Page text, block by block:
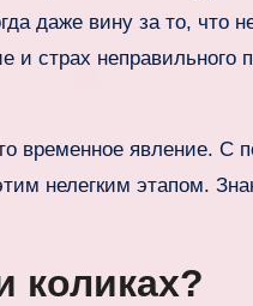
даже вину за то, что
страх неправильного
временное явление. С
нелегким этапом.
коликах?